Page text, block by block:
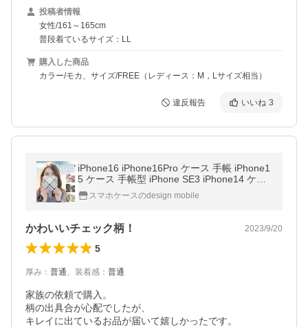
投稿者情報
女性/161～165cm
普段着ているサイズ：LL
購入した商品
カラー/モカ、サイズ/FREE（レディース：M，Lサイズ相当）
違反報告 いいね 3
iPhone16 iPhone16Pro ケース 手帳 iPhone1
5 ケース 手帳型 iPhone SE3 iPhone14 ケー
ス アイフォン 13 ケース 11 ケース iPhone S
E 12 pro SE2 8 韓国 エルナト
スマホケースのdesign mobile
かわいいチェック柄！ 2023/9/20
5
厚み ： 普通、 装着感 ： 普通
家族の依頼で購入。
柄の出具合が心配でしたが、
キレイに出ているお品が届いて嬉しかったです。